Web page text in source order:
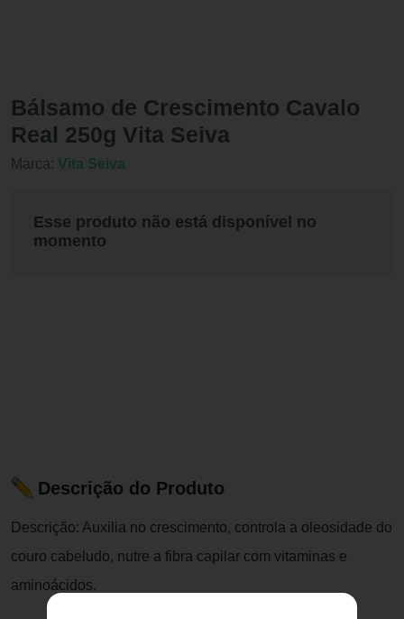
Bálsamo de Crescimento Cavalo
Real 250g Vita Seiva
Marca: Vita Seiva
Esse produto não está disponível no
momento
Descrição do Produto
Descrição: Auxilia no crescimento, controla a oleosidade do
couro cabeludo, nutre a fibra capilar com vitaminas e
aminoácidos.